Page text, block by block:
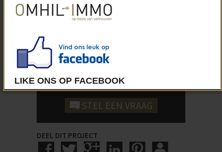
Units:
4
BEL ONS!
050/34 05 11
STEL EEN VRAAG
DEEL DIT PROJECT